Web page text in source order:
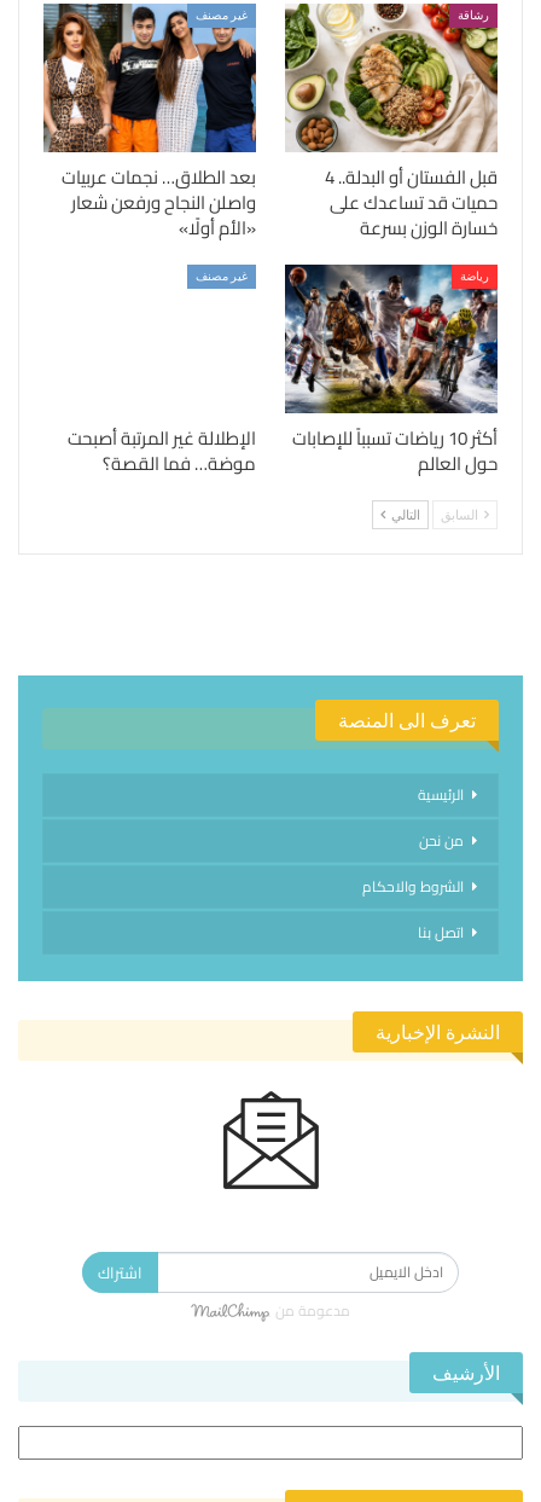
رشاقة
قبل الفستان أو البدلة.. 4
حميات قد تساعدك على
خسارة الوزن بسرعة
غير مصنف
بعد الطلاق… نجمات عربيات
واصلن النجاح ورفعن شعار
«الأم أولًا»
رياضة
أكثر 10 رياضات تسبباً للإصابات
حول العالم
غير مصنف
الإطلالة غير المرتبة أصبحت
موضة… فما القصة؟
السابق التالي
تعرف الى المنصة
الرئيسية
من نحن
الشروط والاحكام
اتصل بنا
النشرة الإخبارية
اشتراك
مدعومة من
الأرشيف